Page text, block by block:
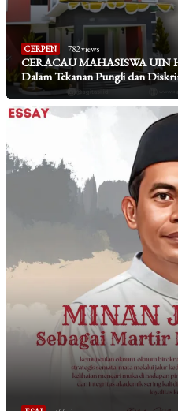
CERPEN 782 views
CERACAU MAHASISWA UIN
Dalam Tekanan Pungli dan